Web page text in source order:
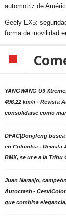
automotriz de
Geely EX5:
forma de movilidad
YANGWANG U9
496,22 km/h - Revista
consolidarse como
DFAC|Dongfeng
en Colombia - Revista
BMX, se une a la Tribu
Juan Naranjo,
Autocrash -
que combina